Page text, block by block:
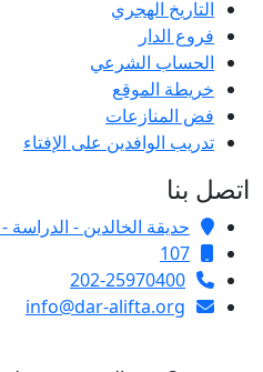
التاريخ الهجري
فروع الدار
الحساب الشرعي
خريطة الموقع
فض المنازعات
تدريب الوافدين على الإفتاء
اتصل بنا
حديقة الخالدين - الدراسة -
107
202-25970400
info@dar-alifta.org